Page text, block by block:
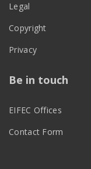
Legal
Copyright
Privacy
Be in touch
EIFEC Offices
Contact Form